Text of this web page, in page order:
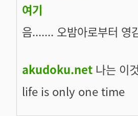
여기
음....... 오밤아로부터 영
akudoku.net 나는 이
life is only one time